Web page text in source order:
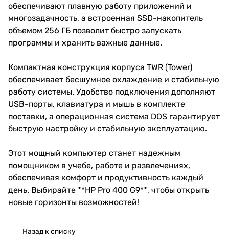
обеспечивают плавную работу приложений и
многозадачность, а встроенная SSD-накопитель
объемом 256 ГБ позволит быстро запускать
программы и хранить важные данные.
Компактная конструкция корпуса TWR (Tower)
обеспечивает бесшумное охлаждение и стабильную
работу системы. Удобство подключения дополняют
USB-порты, клавиатура и мышь в комплекте
поставки, а операционная система DOS гарантирует
быструю настройку и стабильную эксплуатацию.
Этот мощный компьютер станет надежным
помощником в учебе, работе и развлечениях,
обеспечивая комфорт и продуктивность каждый
день. Выбирайте **HP Pro 400 G9**, чтобы открыть
новые горизонты возможностей!
Назад к списку